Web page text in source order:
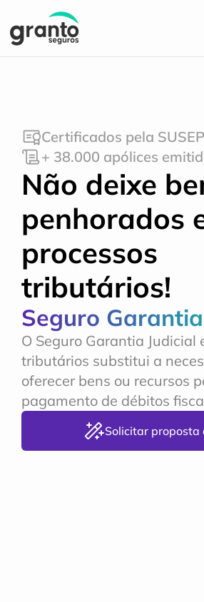
Certificados pela SUSEP
+ 38.000 apólices
Não deixe
penhorados
processos
tributários!
Seguro
O Seguro Garantia Judicial
tributários substitui a
oferecer bens ou recursos
pagamento de débitos
Solicitar proposta